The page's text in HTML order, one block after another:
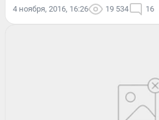
4 ноября, 2016, 16:26 19 534 16